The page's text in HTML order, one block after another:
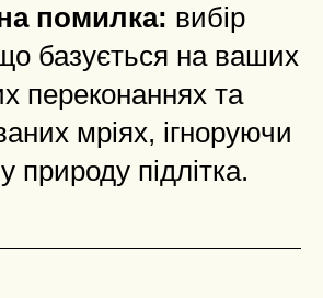
помилка: вибір
базується на ваших
переконаннях та
мріях, ігноруючи
природу підлітка.